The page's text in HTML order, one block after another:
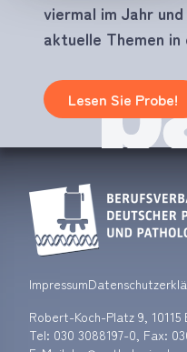
viermal im Jahr
aktuelle Themen
Lesen Sie Probe!
Impressum
Robert-Koch-Platz 9, 10115
Tel: 030 3088197-0, Fax: